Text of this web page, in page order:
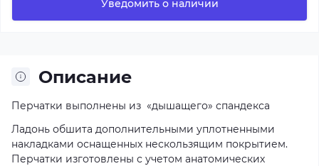
Уведомить о наличии
Описание
Перчатки выполнены из «дышащего» спандекса
Ладонь обшита дополнительными уплотненными
накладками оснащенных нескользящим покрытием.
Перчатки изготовлены с учетом анатомических